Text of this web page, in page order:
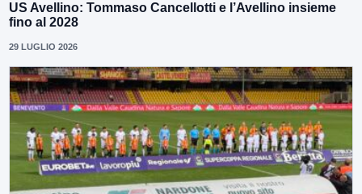
US Avellino: Tommaso Cancellotti e l’Avellino insieme
fino al 2028
29 LUGLIO 2026